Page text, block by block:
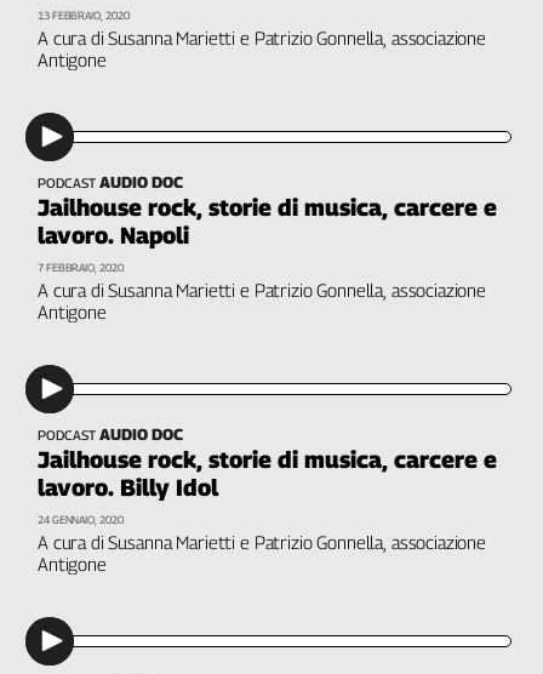
sangue
della
120
anni
Cgil
Collettiva
Academy
Collettiva
Play
Collettiva
Talk
La
settimana
Collettiva
Girasoli
Sassolino
Economica
Tech
A cura di Susanna Marietti e Patrizio Gonnella, associazione
Antigone
13 FEBBRAIO, 2020
PODCAST AUDIO DOC
Jailhouse rock, storie di musica, carcere e
lavoro. Napoli
A cura di Susanna Marietti e Patrizio Gonnella, associazione
Antigone
7 FEBBRAIO, 2020
PODCAST AUDIO DOC
Jailhouse rock, storie di musica, carcere e
lavoro. Billy Idol
A cura di Susanna Marietti e Patrizio Gonnella, associazione
Antigone
24 GENNAIO, 2020